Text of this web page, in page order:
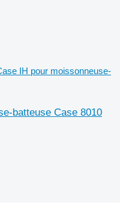
IH pour moissonneuse-
batteuse Case 8010